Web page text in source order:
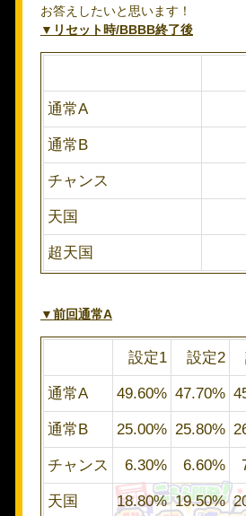
お答えしたいと思います！
▼リセット時/BBBB終了後
通常A
通常B
チャンス
天国
超天国
▼前回通常A
設定1 設定2
通常A 49.60% 47.70%
通常B 25.00% 25.80%
チャンス 6.30% 6.60%
天国 18.80% 19.50%